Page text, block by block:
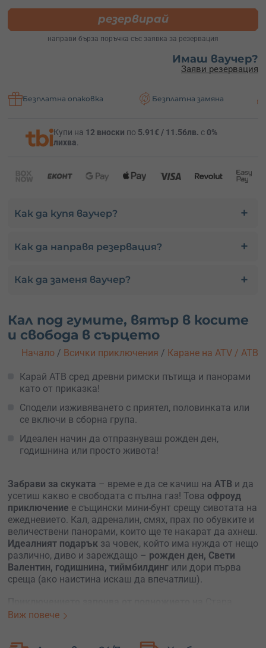
1 АТВ CF450 cc ЛОНГ- 210 мин. за 2-
170€
332.50 лв.
резервирай
направи бърза поръчка със заявка за резервация
Имаш ваучер?
Заяви резервация
опаковка Безплатна замяна
Купи на 12 вноски по 5.91€ / 11.56лв. с 0%
лихва
Как да купя ваучер?
Как да направя резервация?
Как да заменя ваучер?
Кал под гумите, вятър в косите
и свобода в сърцето
Начало / Всички приключения / Каране на ATV / АТВ
Карай АТВ сред древни римски пътища и панорами
като от приказка!
Сподели изживяването с приятел, половинката или
се включи в сборна група.
Идеален начин да отпразнуваш рожден ден,
годишнина или просто живота!
Забрави за скуката – време е да се качиш на АТВ и да
усетиш какво е свободата с пълна газ! Това офроуд
приключение е същински мини-бунт срещу сивотата на
ежедневието. Кал, адреналин, смях, прах по обувките и
величествени панорами, които ще те накарат да ахнеш.
Идеалният подарък за човек, който има нужда от нещо
различно, диво и зареждащо – рожден ден, Свети
Валентин, годишнина, тиймбилдинг или дори първа
среща (ако наистина искаш да впечатлиш).
планина и Средна гора – една от най-красивите
Виж повече
12 месеца